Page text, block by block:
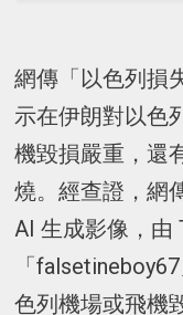
網傳「以色列損
示在伊朗對以色
機毀損嚴重，還
燒。經查證，網
AI 生成影像，由
「
色列機場或飛機